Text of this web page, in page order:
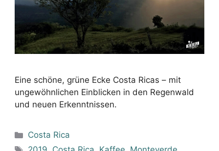
Eine schöne, grüne Ecke Costa Ricas – mit
ungewöhnlichen Einblicken in den Regenwald
und neuen Erkenntnissen.
Kategorien
Costa Rica
Schlagwörter